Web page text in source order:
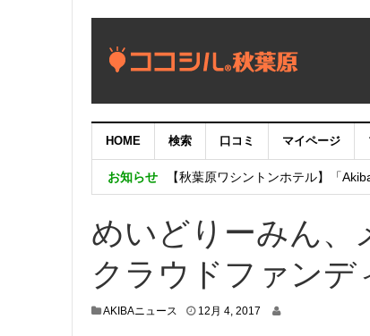
HOME 検索 口コミ マイページ
お知らせ
【重要：9月5日（火）22時】ココ
【秋葉原ワシントンホテル】「
めいどりーみん、
クラウドファンデ
AKIBAニュース 12月 4, 2017